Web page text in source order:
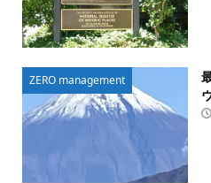
ZERO management